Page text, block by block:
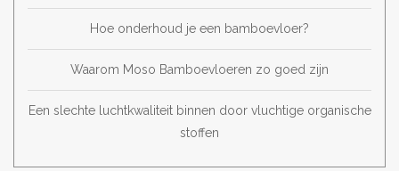
Hoe onderhoud je een bamboevloer?
Waarom Moso Bamboevloeren zo goed zijn
Een slechte luchtkwaliteit binnen door vluchtige organische
stoffen